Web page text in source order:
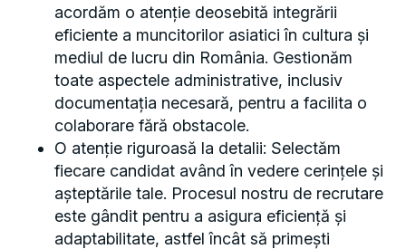
acordăm o atenție deosebită integrării
eficiente a muncitorilor asiatici în cultura și
mediul de lucru din România. Gestionăm
toate aspectele administrative, inclusiv
documentația necesară, pentru a facilita o
colaborare fără obstacole.
O atenție riguroasă la detalii: Selectăm
fiecare candidat având în vedere cerințele și
așteptările tale. Procesul nostru de recrutare
este gândit pentru a asigura eficiență și
adaptabilitate, astfel încât să primești